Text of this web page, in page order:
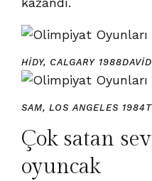
HIDY, CALGARY 1988
SAM, LOS ANGELES 1984
Çok satan
oyuncak